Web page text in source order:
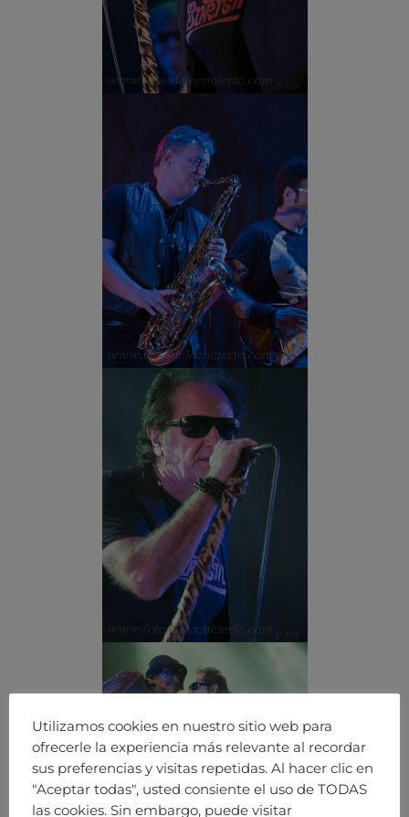
Utilizamos cookies en nuestro sitio web para
ofrecerle la experiencia más relevante al recordar
sus preferencias y visitas repetidas. Al hacer clic en
"Aceptar todas", usted consiente el uso de TODAS
las cookies. Sin embargo, puede visitar